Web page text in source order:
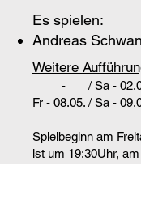
Es spielen:
Andreas
Weitere
- / Sa - 02.05.
Fr - 08.05. / Sa -
Spielbeginn am
ist um 19:30Uhr,